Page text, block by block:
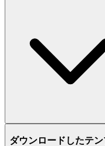
ダウンロードしたテ